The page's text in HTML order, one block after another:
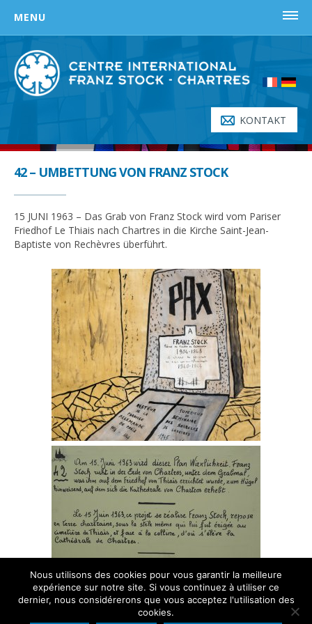
content
MENU
STARTSEITE
FRANZ-STOCK-PREIS
Wer erhält den Preis ?
Preisträger
FRANZ STOCK
Franz Stocks Ansprache vom 26. April 1947
Lebenslauf von Franz Stock (1904-1948)
Das Grab von Abbé Franz Stock auf dem Friedhof von Thiais
CENTRE FRANZ STOCK
Die Stiftung
Gründungsmitglieder
Ziel und Zweck
Stiftungssatzung
Photos
Kolloquium 2013
Internationale Beziehungen
KONTAKT
42 – UMBETTUNG VON FRANZ STOCK
15 JUNI 1963 – Das Grab von Franz Stock wird vom Pariser
Friedhof Le Thiais nach Chartres in die Kirche Saint-Jean-
Baptiste von Rechèvres überführt.
Nous utilisons des cookies pour vous garantir la meilleure
expérience sur notre site. Si vous continuez à utiliser ce
dernier, nous considérerons que vous acceptez l'utilisation des
cookies.